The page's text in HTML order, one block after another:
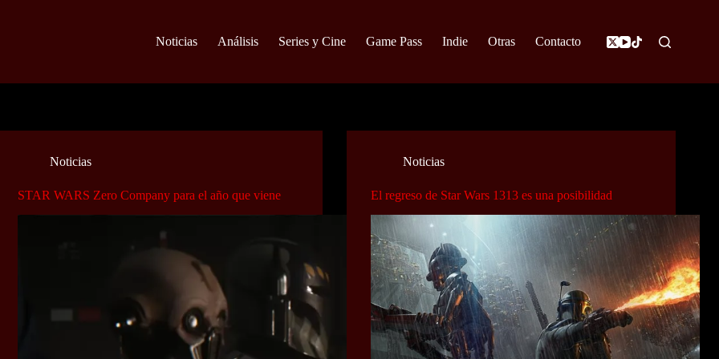
Noticias Análisis Series y Cine Game Pass Indie Otras Contacto
Noticias
STAR WARS Zero Company para el año que viene
Noticias
El regreso de Star Wars 1313 es una posibilidad